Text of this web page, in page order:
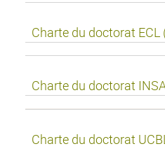
Charte du doctorat ECL
Charte du doctorat
Charte du doctorat